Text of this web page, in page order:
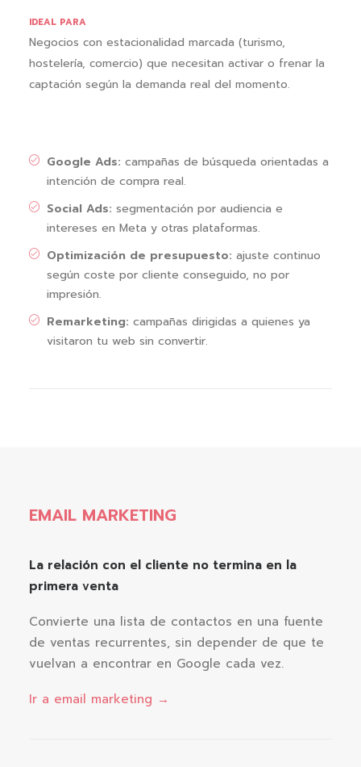
IDEAL PARA
Negocios con estacionalidad marcada (turismo,
hostelería, comercio) que necesitan activar o frenar la
captación según la demanda real del momento.
Google Ads: campañas de búsqueda orientadas a
intención de compra real.
Social Ads: segmentación por audiencia e
intereses en Meta y otras plataformas.
Optimización de presupuesto: ajuste continuo
según coste por cliente conseguido, no por
impresión.
Remarketing: campañas dirigidas a quienes ya
visitaron tu web sin convertir.
EMAIL MARKETING
La relación con el cliente no termina en la
primera venta
Convierte una lista de contactos en una fuente
de ventas recurrentes, sin depender de que te
vuelvan a encontrar en Google cada vez.
Ir a email marketing →